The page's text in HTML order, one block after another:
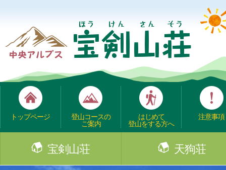
トップページ
登山コースの
ご案内
はじめて
登山をする方へ
注意事項
宝剣山荘 天狗荘